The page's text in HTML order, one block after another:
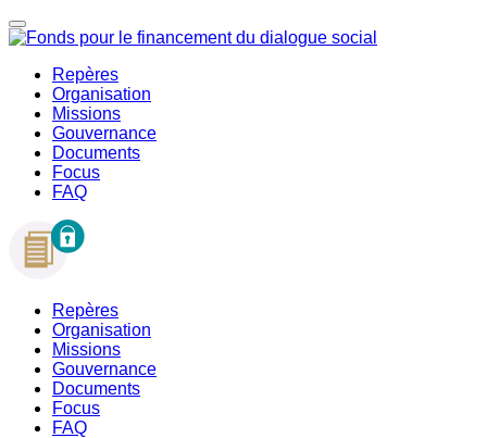
Repères
Organisation
Missions
Gouvernance
Documents
Focus
FAQ
Repères
Organisation
Missions
Gouvernance
Documents
Focus
FAQ